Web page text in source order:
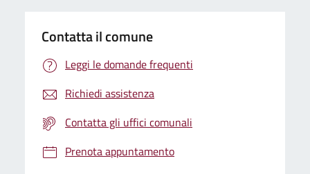
Contatta il comune
Leggi le domande frequenti
Richiedi assistenza
Contatta gli uffici comunali
Prenota appuntamento